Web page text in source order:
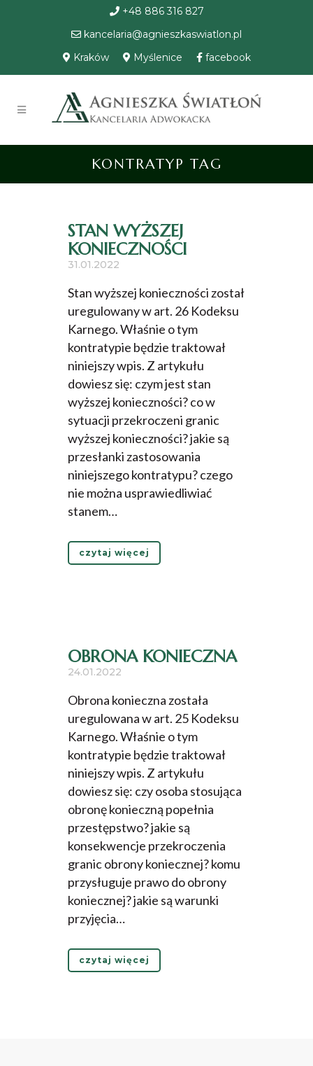
+48 886 316 827
kancelaria@agnieszkaswiatlon.pl
Kraków
Myślenice facebook
KONTRATYP TAG
STAN WYŻSZEJ
KONIECZNOŚCI
31.01.2022
Stan wyższej konieczności został
uregulowany w art. 26 Kodeksu
Karnego. Właśnie o tym
kontratypie będzie traktował
niniejszy wpis. Z artykułu
dowiesz się: czym jest stan
wyższej konieczności? co w
sytuacji przekroczeni granic
wyższej konieczności? jakie są
przesłanki zastosowania
niniejszego kontratypu? czego
nie można usprawiedliwiać
stanem…
czytaj więcej
OBRONA KONIECZNA
24.01.2022
Obrona konieczna została
uregulowana w art. 25 Kodeksu
Karnego. Właśnie o tym
kontratypie będzie traktował
niniejszy wpis. Z artykułu
dowiesz się: czy osoba stosująca
obronę konieczną popełnia
przestępstwo? jakie są
konsekwencje przekroczenia
granic obrony koniecznej? komu
przysługuje prawo do obrony
koniecznej? jakie są warunki
przyjęcia…
czytaj więcej